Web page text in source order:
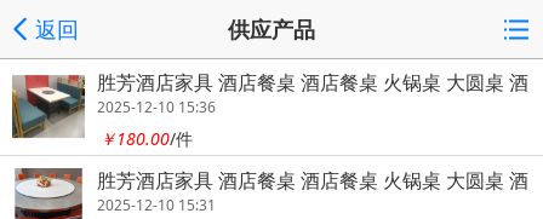
返回 供应产品
胜芳酒店家具 酒店餐桌 酒店餐桌 火锅桌 大圆桌 酒
店圆桌 酒店餐桌 饭店家具 酒店家具 宝帅家具
2025-12-10 15:36
￥180.00/件
胜芳酒店家具 酒店餐桌 酒店餐桌 火锅桌 大圆桌 酒
店圆桌 酒店餐桌 饭店家具 酒店家具 宝帅家具
2025-12-10 15:31